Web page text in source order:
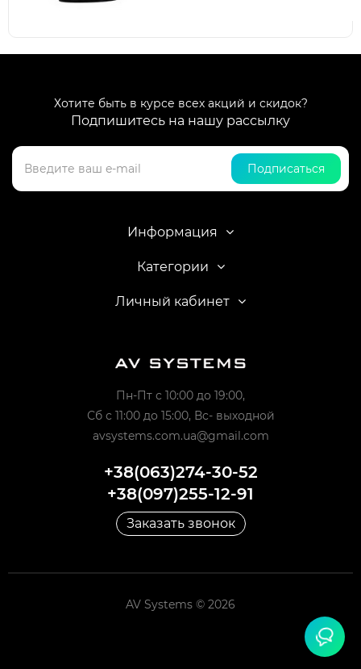
Хотите быть в курсе всех акций и скидок?
Подпишитесь на нашу рассылку
Подписаться
Информация
Категории
Личный кабинет
Пн-Пт с 10:00 до 19:00,
Сб с 11:00 до 15:00, Вс- выходной
avsystems.com.ua@gmail.com
+38(063)274-30-52
+38(097)255-12-91
Заказать звонок
AV Systems © 2026